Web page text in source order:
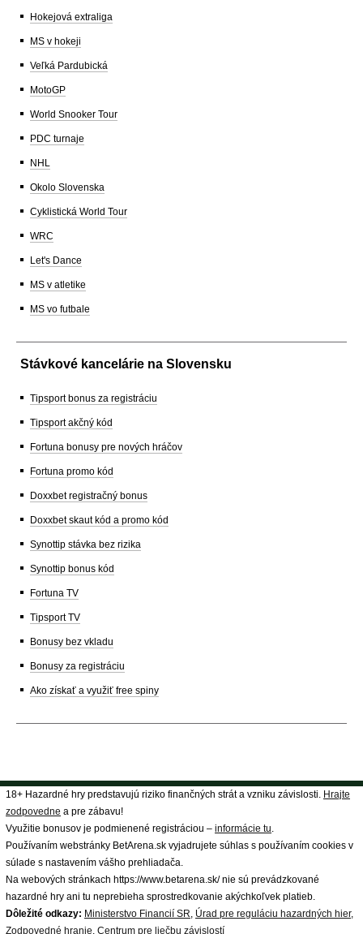
Hokejová extraliga
MS v hokeji
Veľká Pardubická
MotoGP
World Snooker Tour
PDC turnaje
NHL
Okolo Slovenska
Cyklistická World Tour
WRC
Let's Dance
MS v atletike
MS vo futbale
Stávkové kancelárie na Slovensku
Tipsport bonus za registráciu
Tipsport akčný kód
Fortuna bonusy pre nových hráčov
Fortuna promo kód
Doxxbet registračný bonus
Doxxbet skaut kód a promo kód
Synottip stávka bez rizika
Synottip bonus kód
Fortuna TV
Tipsport TV
Bonusy bez vkladu
Bonusy za registráciu
Ako získať a využiť free spiny
18+ Hazardné hry predstavujú riziko finančných strát a vzniku závislosti. Hrajte
zodpovedne a pre zábavu!
Využitie bonusov je podmienené registráciou – informácie tu.
Používaním webstránky BetArena.sk vyjadrujete súhlas s používaním cookies v
súlade s nastavením vášho prehliadača.
Na webových stránkach https://www.betarena.sk/ nie sú prevádzkované
hazardné hry ani tu neprebieha sprostredkovanie akýchkoľvek platieb.
Dôležité odkazy: Ministerstvo Financií SR, Úrad pre reguláciu hazardných hier,
Zodpovedné hranie, Centrum pre liečbu závislostí